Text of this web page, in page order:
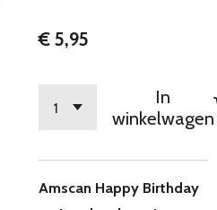
€ 5,95
In
winkelwagen
Amscan Happy Birthday